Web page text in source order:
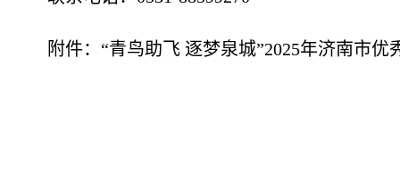
附件：“青鸟助飞 逐梦泉城”2025年济南市